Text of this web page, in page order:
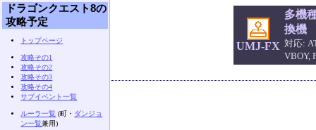
UMJ-FX
多機
換機
対応:
VBOY,
ドラゴンクエスト8の
攻略予定
トップページ
攻略その1
攻略その2
攻略その3
攻略その4
サブイベント一覧
ルーラ一覧 (町・ ダンジョ
ン一覧兼用)